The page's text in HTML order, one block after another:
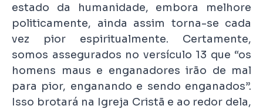
estado da humanidade, embora melhore
politicamente, ainda assim torna-se cada
vez pior espiritualmente. Certamente,
somos assegurados no versículo 13 que “os
homens maus e enganadores irão de mal
para pior, enganando e sendo enganados”.
Isso brotará na Igreja Cristã e ao redor dela,